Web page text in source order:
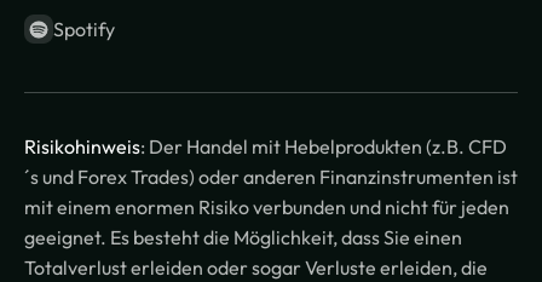
Spotify
Risikohinweis: Der Handel mit Hebelprodukten (z.B. CFD
´s und Forex Trades) oder anderen Finanzinstrumenten ist
mit einem enormen Risiko verbunden und nicht für jeden
geeignet. Es besteht die Möglichkeit, dass Sie einen
Totalverlust erleiden oder sogar Verluste erleiden, die